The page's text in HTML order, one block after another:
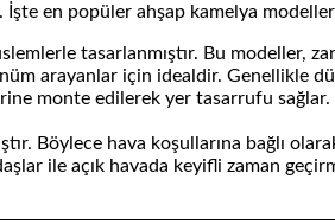
İşte en popüler ahşap kamelya
tasarlanmıştır. Bu modeller,
arayanlar için idealdir. Genellikle
monte edilerek yer tasarrufu
Böylece hava koşullarına bağlı
ile açık havada keyifli zaman